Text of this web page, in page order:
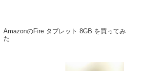
AmazonのFire タブレット 8GB を買ってみ
た